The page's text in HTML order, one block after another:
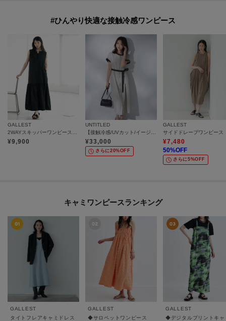
#ひんやり快適な接触冷感ワンピース
GALLEST
2WAYスキッパーワンピース【再入荷／接触冷感】
¥9,900
UNTITLED
【接触冷感/UVカット/イージーケア】配色ラインワンピース
¥33,000
さらに20%OFF
GALLEST
¥7,480
50%OFF
さらに5%OFF
キャミワンピースランキング
GALLEST
タイトフレアキャミドレス
GALLEST
◆サロペットワンピース
GALLEST
◆デジタルプリントキャ